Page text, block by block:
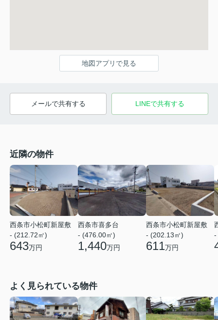
地図アプリで見る
メールで共有する LINEで共有する
近隣の物件
西条市小松町新屋敷
- (212.72㎡)
643万円
西条市喜多台
- (476.00㎡)
1,440万円
西条市小松町新屋敷
- (202.13㎡)
611万円
-
よく見られている物件